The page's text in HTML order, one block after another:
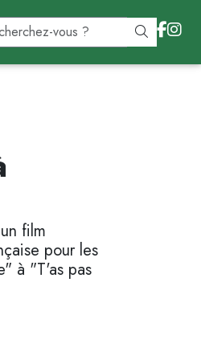
film
pour les
à "T'as pas